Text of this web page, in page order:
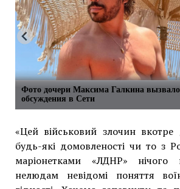
Фото дочери Максима Галкина вызвало
обсуждения в Сети
«Цей військовий злочин
будь-які домовленості чи то з
маріонетками «ЛДНР»
нелюдам невідомі поняття